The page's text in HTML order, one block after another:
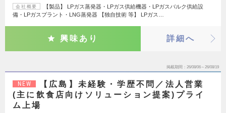
会社概要
【製品】 LPガス蒸発器・LPガス供給機器・LPガスバルク供給設
備・LPガスプラント・LNG蒸発器 【独自技術 等】 LPガス…
興味あり 詳細へ
掲載期間 26/08/06～26/08/19
NEW
【広島】未経験・学歴不問／法人営業
(主に飲食店向けソリューション提案)プライ
ム上場